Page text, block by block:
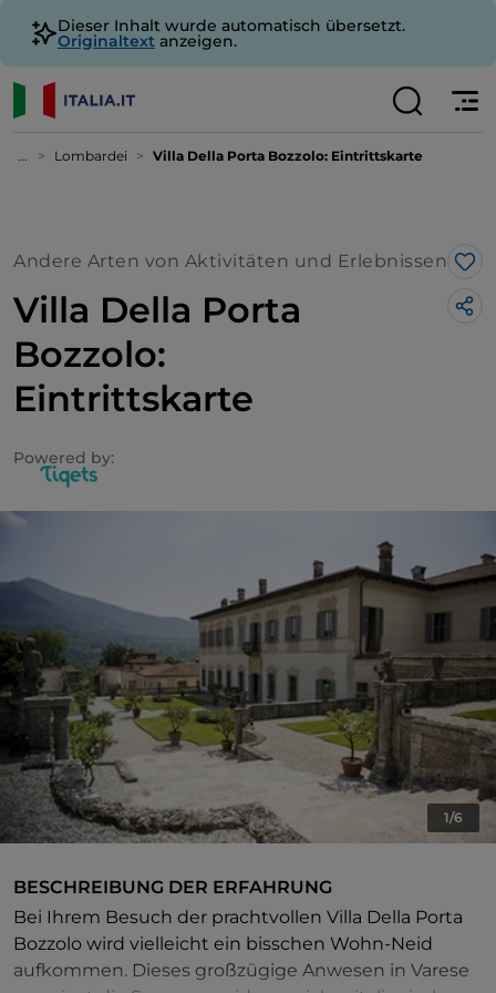
Dieser Inhalt wurde automatisch übersetzt.
Originaltext anzeigen.
... Lombardei Villa Della Porta Bozzolo: Eintrittskarte
Andere Arten von Aktivitäten und Erlebnissen
Villa Della Porta
Bozzolo:
Eintrittskarte
Powered by:
1/6
BESCHREIBUNG DER ERFAHRUNG
Bei Ihrem Besuch der prachtvollen Villa Della Porta
Bozzolo wird vielleicht ein bisschen Wohn-Neid
aufkommen. Dieses großzügige Anwesen in Varese